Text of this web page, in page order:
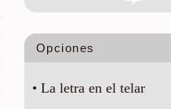
Opciones
• La letra en el telar